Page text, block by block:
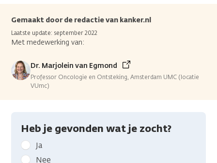
Gemaakt door de redactie van kanker.nl
Laatste update: september 2022
Met medewerking van:
Dr. Marjolein van Egmond
Professor Oncologie en Ontsteking, Amsterdam UMC (locatie
VUmc)
Heb je gevonden wat je zocht?
Geef
kanker.nl
Ja
Nee